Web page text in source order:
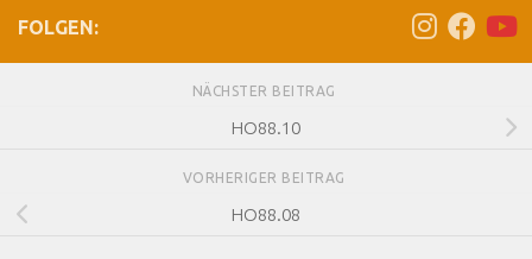
FOLGEN:
NÄCHSTER BEITRAG
HO88.10
VORHERIGER BEITRAG
HO88.08